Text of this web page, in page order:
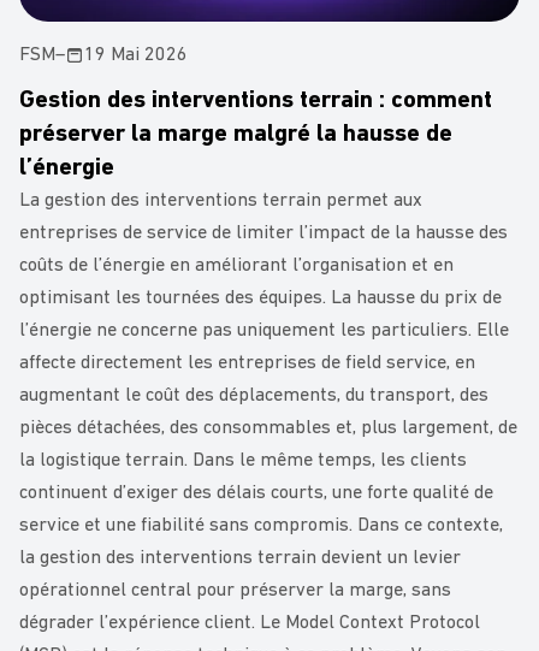
FSM– 19 Mai 2026
Gestion des interventions terrain : comment
préserver la marge malgré la hausse de
l’énergie
La gestion des interventions terrain permet aux
entreprises de service de limiter l’impact de la hausse des
coûts de l’énergie en améliorant l’organisation et en
optimisant les tournées des équipes. La hausse du prix de
l’énergie ne concerne pas uniquement les particuliers. Elle
affecte directement les entreprises de field service, en
augmentant le coût des déplacements, du transport, des
pièces détachées, des consommables et, plus largement, de
la logistique terrain. Dans le même temps, les clients
continuent d’exiger des délais courts, une forte qualité de
service et une fiabilité sans compromis. Dans ce contexte,
la gestion des interventions terrain devient un levier
opérationnel central pour préserver la marge, sans
dégrader l’expérience client. Le Model Context Protocol